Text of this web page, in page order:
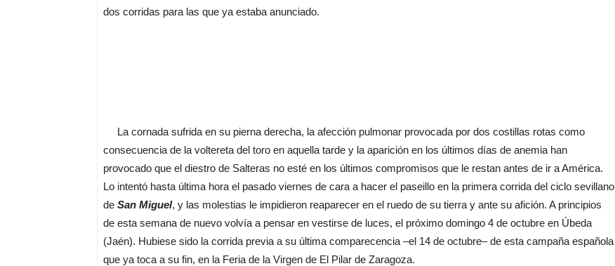
dos corridas para las que ya estaba anunciado.
La cornada sufrida en su pierna derecha, la afección pulmonar provocada por dos costillas rotas como
consecuencia de la voltereta del toro en aquella tarde y la aparición en los últimos días de anemia han
provocado que el diestro de Salteras no esté en los últimos compromisos que le restan antes de ir a América.
Lo intentó hasta última hora el pasado viernes de cara a hacer el paseillo en la primera corrida del ciclo sevillano
de San Miguel, y las molestias le impidieron reaparecer en el ruedo de su tierra y ante su afición. A principios
de esta semana de nuevo volvía a pensar en vestirse de luces, el próximo domingo 4 de octubre en Úbeda
(Jaén). Hubiese sido la corrida previa a su última comparecencia –el 14 de octubre– de esta campaña española
que ya toca a su fin, en la Feria de la Virgen de El Pilar de Zaragoza.